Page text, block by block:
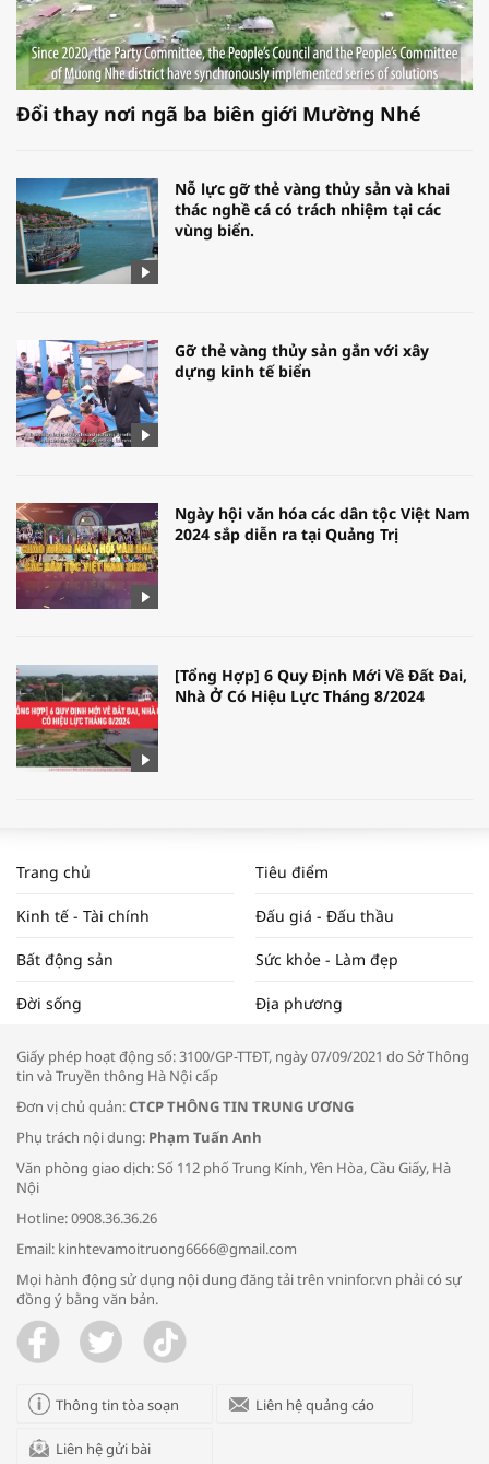
Đổi thay nơi ngã ba biên giới Mường Nhé
Nỗ lực gỡ thẻ vàng thủy sản và khai
thác nghề cá có trách nhiệm tại các
vùng biển.
Gỡ thẻ vàng thủy sản gắn với xây
dựng kinh tế biển
Ngày hội văn hóa các dân tộc Việt Nam
2024 sắp diễn ra tại Quảng Trị
[Tổng Hợp] 6 Quy Định Mới Về Đất Đai,
Nhà Ở Có Hiệu Lực Tháng 8/2024
ĐẬP THỊ TRƯỜNG #62
Tọa đàm “Xúc tiến thương mại: Khơi
Bác sĩ tư vấn cách phòng tránh bệnh
đường hô hấp trong thời tiết giao mùa
Trao yêu thương cho em
Trang chủ Tiêu điểm
Kinh tế - Tài chính Đấu giá - Đấu thầu
Bất động sản Sức khỏe - Làm đẹp
Đời sống Địa phương
Giấy phép hoạt động số: 3100/GP-TTĐT, ngày 07/09/2021 do Sở Thông
tin và Truyền thông Hà Nội cấp
Đơn vị chủ quản:CTCP THÔNG TIN TRUNG ƯƠNG
Phụ trách nội dung: Phạm Tuấn Anh
Văn phòng giao dịch: Số 112 phố Trung Kính, Yên Hòa, Cầu Giấy, Hà
Nội
Hotline: 0908.36.36.26
Email: kinhtevamoitruong6666@gmail.com
Mọi hành động sử dụng nội dung đăng tải trên vninfor.vn phải có sự
đồng ý bằng văn bản.
Thông tin tòa soạn Liên hệ quảng cáo
Liên hệ gửi bài